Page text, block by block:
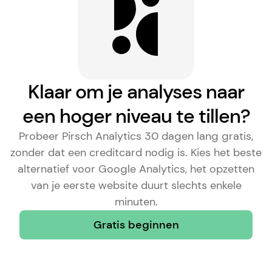
Klaar om je analyses naar
een hoger niveau te tillen?
Probeer Pirsch Analytics 30 dagen lang gratis,
zonder dat een creditcard nodig is. Kies het beste
alternatief voor Google Analytics, het opzetten
van je eerste website duurt slechts enkele
minuten.
Gratis beginnen